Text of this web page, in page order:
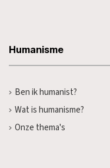
Humanisme
Ben ik humanist?
Wat is humanisme?
Onze thema's